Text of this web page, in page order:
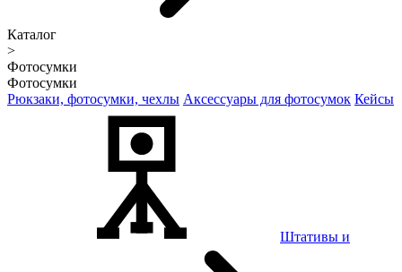
Каталог
>
Фотосумки
Фотосумки
Рюкзаки, фотосумки, чехлы Аксессуары для фотосумок Кейсы
Штативы и